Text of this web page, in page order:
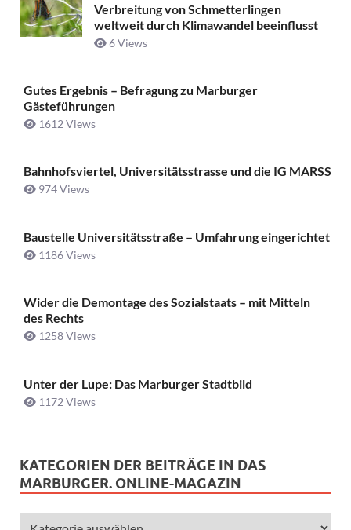
Verbreitung von Schmetterlingen
weltweit durch Klimawandel beeinflusst
6 Views
Gutes Ergebnis – Befragung zu Marburger
Gästeführungen
1612 Views
Bahnhofsviertel, Universitätsstrasse und die IG MARSS
974 Views
Baustelle Universitätsstraße ­– Umfahrung eingerichtet
1186 Views
Wider die Demontage des Sozialstaats – mit Mitteln
des Rechts
1258 Views
Unter der Lupe: Das Marburger Stadtbild
1172 Views
KATEGORIEN DER BEITRÄGE IN DAS
MARBURGER. ONLINE-MAGAZIN